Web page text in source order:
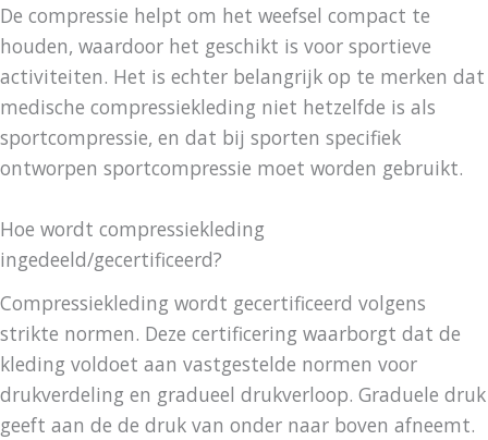
De compressie helpt om het weefsel compact te
houden, waardoor het geschikt is voor sportieve
activiteiten. Het is echter belangrijk op te merken dat
medische compressiekleding niet hetzelfde is als
sportcompressie, en dat bij sporten specifiek
ontworpen sportcompressie moet worden gebruikt.
Hoe wordt compressiekleding
ingedeeld/gecertificeerd?
Compressiekleding wordt gecertificeerd volgens
strikte normen. Deze certificering waarborgt dat de
kleding voldoet aan vastgestelde normen voor
drukverdeling en gradueel drukverloop. Graduele druk
geeft aan de de druk van onder naar boven afneemt.